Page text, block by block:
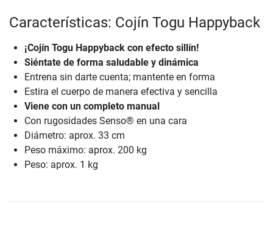
Características: Cojín Togu Happyback
¡Cojín Togu Happyback con efecto sillín!
Siéntate de forma saludable y dinámica
Entrena sin darte cuenta; mantente en forma
Estira el cuerpo de manera efectiva y sencilla
Viene con un completo manual
Con rugosidades Senso® en una cara
Diámetro: aprox. 33 cm
Peso máximo: aprox. 200 kg
Peso: aprox. 1 kg